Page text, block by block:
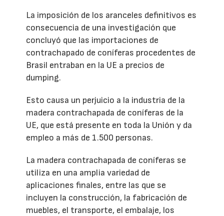
La imposición de los aranceles definitivos es
consecuencia de una investigación que
concluyó que las importaciones de
contrachapado de coníferas procedentes de
Brasil entraban en la UE a precios de
dumping.
Esto causa un perjuicio a la industria de la
madera contrachapada de coníferas de la
UE, que está presente en toda la Unión y da
empleo a más de 1.500 personas.
La madera contrachapada de coníferas se
utiliza en una amplia variedad de
aplicaciones finales, entre las que se
incluyen la construcción, la fabricación de
muebles, el transporte, el embalaje, los